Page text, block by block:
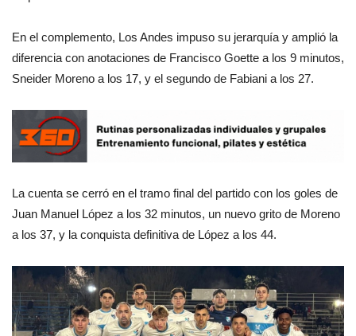
En el complemento, Los Andes impuso su jerarquía y amplió la
diferencia con anotaciones de Francisco Goette a los 9 minutos,
Sneider Moreno a los 17, y el segundo de Fabiani a los 27.
La cuenta se cerró en el tramo final del partido con los goles de
Juan Manuel López a los 32 minutos, un nuevo grito de Moreno
a los 37, y la conquista definitiva de López a los 44.